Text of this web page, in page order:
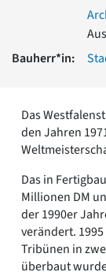
Impressum
Datenschutz
Bauherr*in:
Das
den Jahren
Das in
Millionen DM
der 1990er
verändert.
Tribünen in
überbaut